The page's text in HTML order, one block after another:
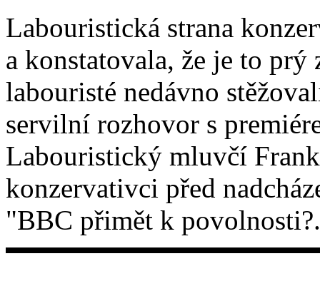
Labouristická strana
a konstatovala, že je to prý
labouristé nedávno
servilní rozhovor s
Labouristický mluvčí
konzervativci před
"BBC přimět k povolnosti?.